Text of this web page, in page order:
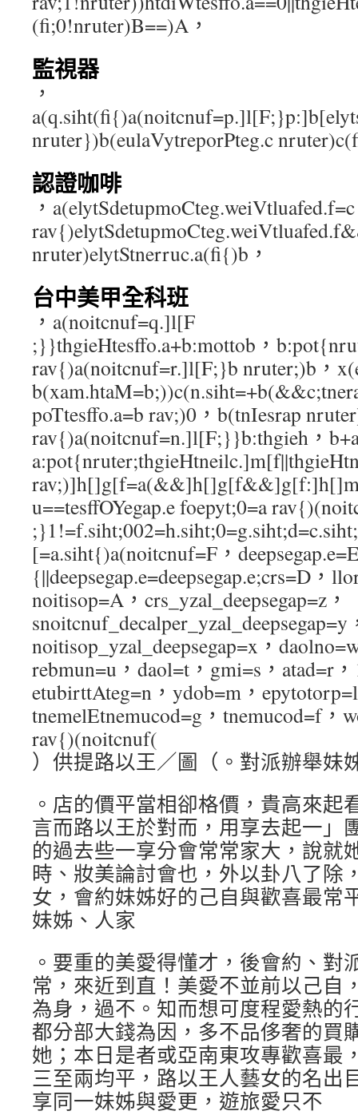
(fi;0!nruter)B==)A，
監視器
，
nruter})b(eulaVytreporPteg.c
認證咖啡
，a(elytSdetupmoCteg.weiVtluafed.f=c
nruter)elytStnerruc.a(fi{)b，
台中美甲全科班
，a(noitcnuf=q.]l[F
;}}thgieHtesffo.a+b:mottob，
rav{)a(noitcnuf=r.]l[F;}b nruter;)b，
poTtesffo.a=b rav;)0，b(tnIesrap
rav{)a(noitcnuf=n.]l[F;}}b:thgieh，
u==tesffOYegap.e foepyt;0=a
[=a.siht{)a(noitcnuf=F，
{||deepsegap.e=deepsegap.e;crs=D，
noitisop=A，crs_yzal_deepsegap=z，
snoitcnuf_decalper_yzal_deepsegap=y
noitisop_yzal_deepsegap=x，
rebmun=u，daol=t，gmi=s，atad=r
etubirttAteg=n，ydob=m，
tnemelEtnemucod=g，tnemucod=f，
rav{)(noitcnuf(
）供提路以王／圖（。對派辦舉
。店的價平當相卻格價，貴高來起
言而路以王於對而，用享去起一」
的過去些一享分會常常家大，說就
時、妝美論討會也，外以卦八了除
女，會約妹姊好的己自與歡喜最常
妹姊、人家
。要重的美愛得懂才，後會約、對
常，來近到直！美愛不並前以己自
為身，過不。知而想可度程愛熱的
都分部大錢為因，多不品侈奢的買
她；本日是者或亞南東攻專歡喜最
三至兩均平，路以王人藝女的名出
享同一妹姊與愛更，遊旅愛只不